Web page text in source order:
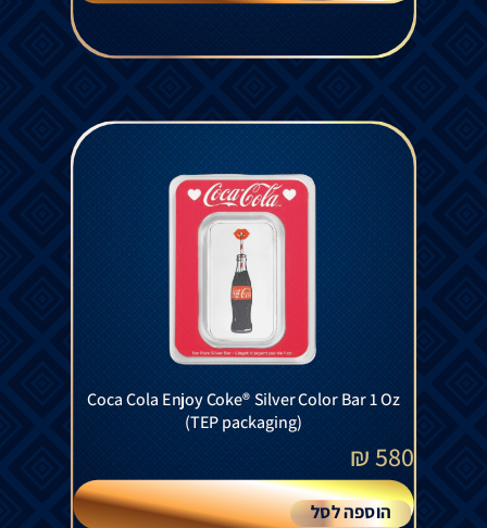
Coca Cola Enjoy Coke® Silver Color Bar 1 Oz
(TEP packaging)
580
₪
הוספה לסל